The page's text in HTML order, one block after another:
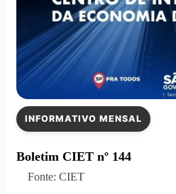
INFORMATIVO MENSAL
Boletim CIET nº 144
Fonte: CIET